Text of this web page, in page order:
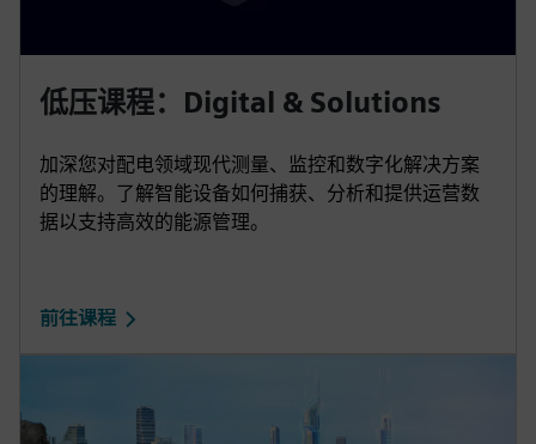
低压课程：Digital & Solutions
加深您对配电领域现代测量、监控和数字化解决方案
的理解。了解智能设备如何捕获、分析和提供运营数
据以支持高效的能源管理。
前往课程